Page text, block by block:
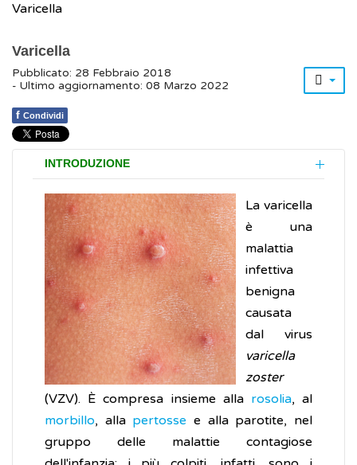
Varicella
Varicella
Pubblicato: 28 Febbraio 2018
- Ultimo aggiornamento: 08 Marzo 2022
f Condividi
INTRODUZIONE
La varicella
è una
malattia
infettiva
benigna
causata
dal virus
varicella
zoster
(VZV). È compresa insieme alla rosolia, al
morbillo, alla pertosse e alla parotite, nel
gruppo delle malattie contagiose